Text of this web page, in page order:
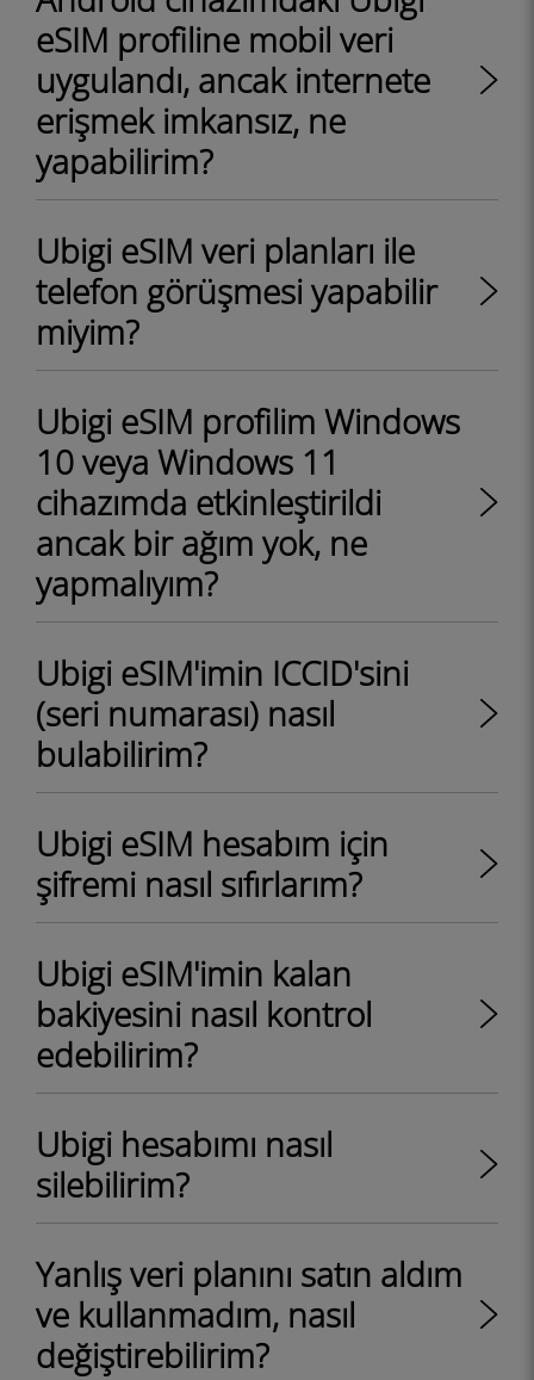
eSIM profiline mobil veri
uygulandı, ancak internete
erişmek imkansız, ne
yapabilirim?
Ubigi eSIM veri planları ile
telefon görüşmesi yapabilir
miyim?
Ubigi eSIM profilim Windows
10 veya Windows 11
cihazımda etkinleştirildi
ancak bir ağım yok, ne
yapmalıyım?
Ubigi eSIM'imin ICCID'sini
(seri numarası) nasıl
bulabilirim?
Ubigi eSIM hesabım için
şifremi nasıl sıfırlarım?
Ubigi eSIM'imin kalan
bakiyesini nasıl kontrol
edebilirim?
Ubigi hesabımı nasıl
silebilirim?
Yanlış veri planını satın aldım
ve kullanmadım, nasıl
değiştirebilirim?